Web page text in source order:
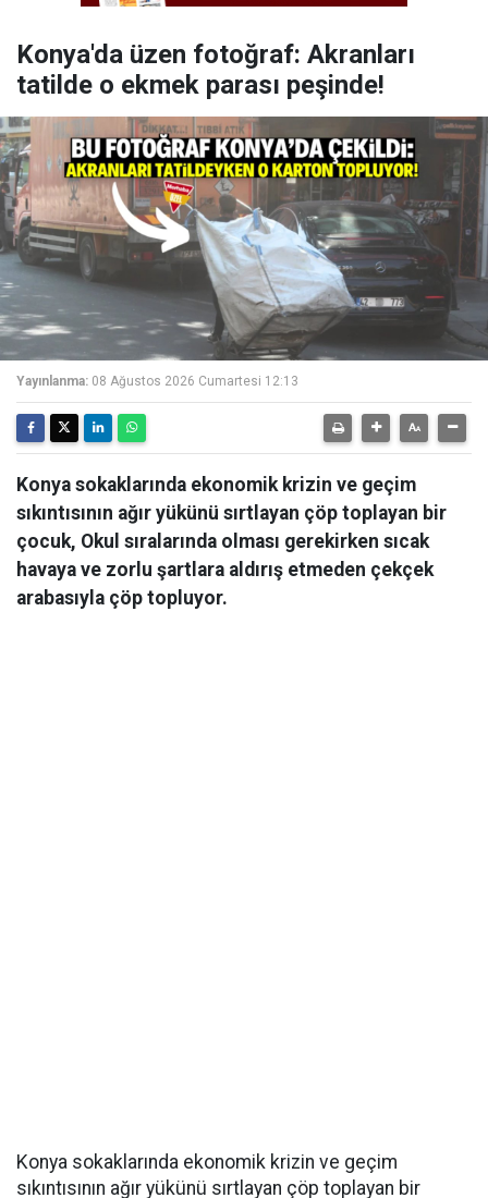
Konya'da üzen fotoğraf: Akranları
tatilde o ekmek parası peşinde!
Yayınlanma: 08 Ağustos 2026 Cumartesi 12:13
Konya sokaklarında ekonomik krizin ve geçim
sıkıntısının ağır yükünü sırtlayan çöp toplayan bir
çocuk, Okul sıralarında olması gerekirken sıcak
havaya ve zorlu şartlara aldırış etmeden çekçek
arabasıyla çöp topluyor.
Konya sokaklarında ekonomik krizin ve geçim
sıkıntısının ağır yükünü sırtlayan çöp toplayan bir